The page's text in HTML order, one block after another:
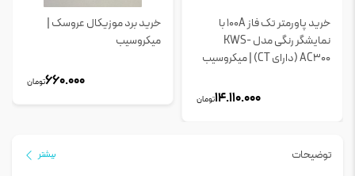
خرید پاورمتر تک فاز 100A با
نمایشگر رنگی مدل KWS-
AC300 (دارای CT) | میکروسیب
14.110.000تومان
خرید برد موزیکال عروسک |
میکروسیب
660.000تومان
توضیحات بیشتر